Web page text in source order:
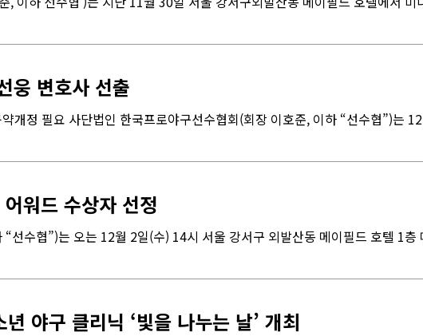
웅 변호사 선출
개정 필요 사단법인 한국프로야구선수협회(회장 이호준, 이하 “선수협”)는
워드 수상자 선정
선수협”)는 오는 12월 2일(수) 14시 서울 강서구 외발산동 메이필드 호텔 1층
야구 클리닉 ‘빛을 나누는 날’ 개최